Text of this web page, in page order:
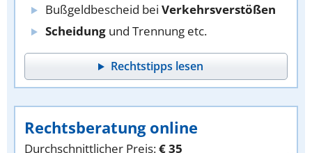
Bußgeldbescheid bei Verkehrsverstößen
Scheidung und Trennung etc.
Rechtstipps lesen
Rechtsberatung online
Durchschnittlicher Preis:€ 35